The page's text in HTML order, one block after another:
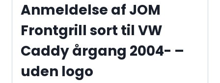
Anmeldelse af JOM
Frontgrill sort til VW
Caddy årgang 2004- –
uden logo